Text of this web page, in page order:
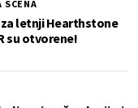
SCENA
za letnji Hearthstone
su otvorene!